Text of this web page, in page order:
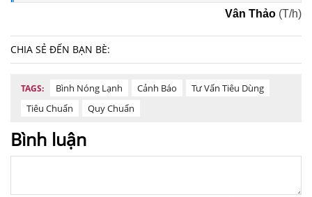
Vân Thảo (T/h)
CHIA SẺ ĐẾN BẠN BÈ:
TAGS: Bình Nóng Lạnh Cảnh Báo
Tư Vấn Tiêu Dùng
Tiêu Chuẩn
Quy Chuẩn
Bình luận